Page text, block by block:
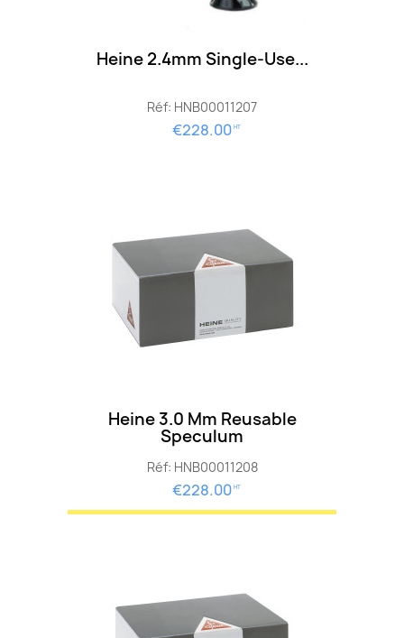
Heine 2.4mm Single-Use...
Réf: HNB00011207
€228.00 HT
Heine 3.0 Mm Reusable
Speculum
Réf: HNB00011208
€228.00 HT